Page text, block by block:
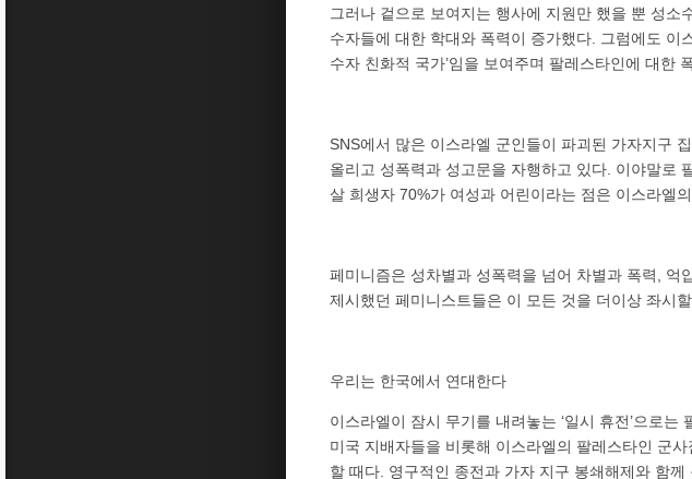
그러나 겉으로 보여지는 행사에 지원만 했을 뿐 성
수자들에 대한 학대와 폭력이 증가했다. 그럼에도 이
수자 친화적 국가’임을 보여주며 팔레스타인에 대한
SNS에서 많은 이스라엘 군인들이 파괴된 가자지구
올리고 성폭력과 성고문을 자행하고 있다. 이야말로
살 희생자 70%가 여성과 어린이라는 점은 이스라엘
페미니즘은 성차별과 성폭력을 넘어 차별과 폭력, 억
제시했던 페미니스트들은 이 모든 것을 더이상 좌시
우리는 한국에서 연대한다
이스라엘이 잠시 무기를 내려놓는 ‘일시 휴전’으로
미국 지배자들을 비롯해 이스라엘의 팔레스타인 군
할 때다. 영구적인 종전과 가자 지구 봉쇄해제와 함